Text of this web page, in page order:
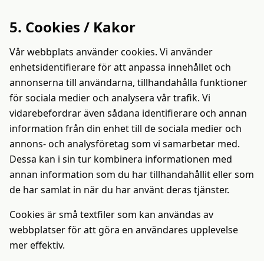
5. Cookies / Kakor
Vår webbplats använder cookies. Vi använder
enhetsidentifierare för att anpassa innehållet och
annonserna till användarna, tillhandahålla funktioner
för sociala medier och analysera vår trafik. Vi
vidarebefordrar även sådana identifierare och annan
information från din enhet till de sociala medier och
annons- och analysföretag som vi samarbetar med.
Dessa kan i sin tur kombinera informationen med
annan information som du har tillhandahållit eller som
de har samlat in när du har använt deras tjänster.
Cookies är små textfiler som kan användas av
webbplatser för att göra en användares upplevelse
mer effektiv.